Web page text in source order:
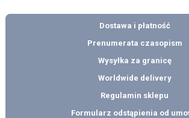
Dostawa i płatność
Prenumerata czasopism
Wysyłka za granicę
Worldwide delivery
Regulamin sklepu
Formularz odstąpienia od